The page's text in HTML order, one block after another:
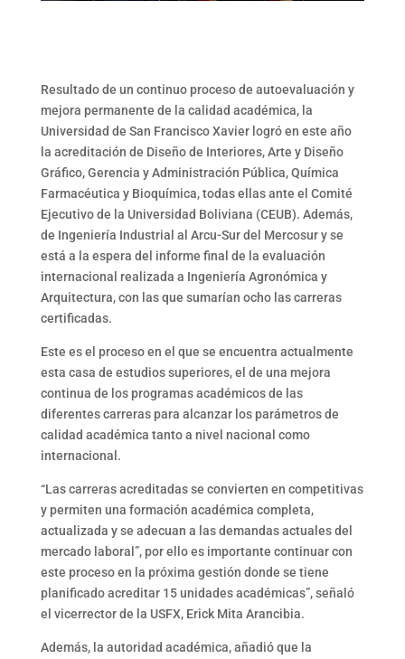
Resultado de un continuo proceso de autoevaluación y
mejora permanente de la calidad académica, la
Universidad de San Francisco Xavier logró en este año
la acreditación de Diseño de Interiores, Arte y Diseño
Gráfico, Gerencia y Administración Pública, Química
Farmacéutica y Bioquímica, todas ellas ante el Comité
Ejecutivo de la Universidad Boliviana (CEUB). Además,
de Ingeniería Industrial al Arcu-Sur del Mercosur y se
está a la espera del informe final de la evaluación
internacional realizada a Ingeniería Agronómica y
Arquitectura, con las que sumarían ocho las carreras
certificadas.
Este es el proceso en el que se encuentra actualmente
esta casa de estudios superiores, el de una mejora
continua de los programas académicos de las
diferentes carreras para alcanzar los parámetros de
calidad académica tanto a nivel nacional como
internacional.
“Las carreras acreditadas se convierten en competitivas
y permiten una formación académica completa,
actualizada y se adecuan a las demandas actuales del
mercado laboral”, por ello es importante continuar con
este proceso en la próxima gestión donde se tiene
planificado acreditar 15 unidades académicas”, señaló
el vicerrector de la USFX, Erick Mita Arancibia.
Además, la autoridad académica, añadió que la